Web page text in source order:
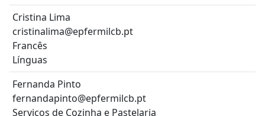
Cristina Lima
cristinalima@epfermilcb.pt
Francês
Línguas
Fernanda Pinto
fernandapinto@epfermilcb.pt
Serviços de Cozinha e Pastelaria